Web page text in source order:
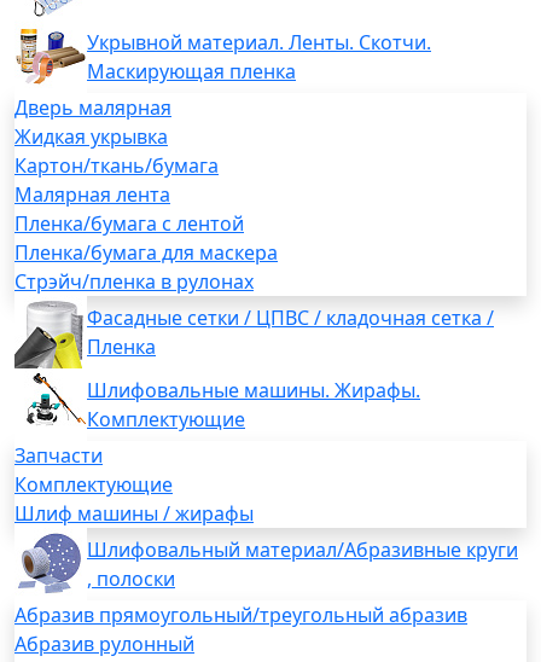
Укрывной материал. Ленты. Скотчи.
Маскирующая пленка
Дверь малярная
Жидкая укрывка
Картон/ткань/бумага
Малярная лента
Пленка/бумага с лентой
Пленка/бумага для маскера
Стрэйч/пленка в рулонах
Фасадные сетки / ЦПВС / кладочная сетка /
Пленка
Шлифовальные машины. Жирафы.
Комплектующие
Запчасти
Комплектующие
Шлиф машины / жирафы
Шлифовальный материал/Абразивные круги
, полоски
Абразив прямоугольный/треугольный абразив
Абразив рулонный